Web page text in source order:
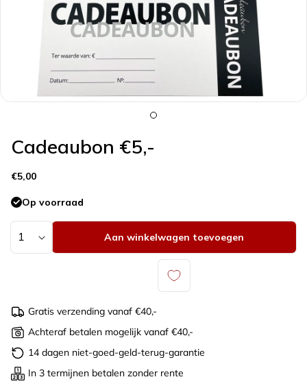
galerieweergave
Cadeaubon €5,-
Normale
€5,00
Op voorraad
Aantal
Aan winkelwagen toevoegen
Gratis verzending vanaf €40,-
Achteraf betalen mogelijk vanaf €40,-
14 dagen niet-goed-geld-terug-garantie
In 3 termijnen betalen zonder rente